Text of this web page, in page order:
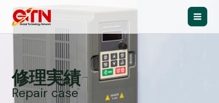
Main
修理実績
Repair case